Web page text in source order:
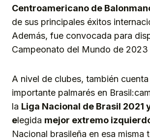
Centroamericano de
de sus principales éxitos
Además, fue convocada para
Campeonato del Mundo de 2023
A nivel de clubes, también
importante palmarés en
la Liga Nacional de Brasil 2021
elegida mejor extremo
Nacional brasileña en esa misma